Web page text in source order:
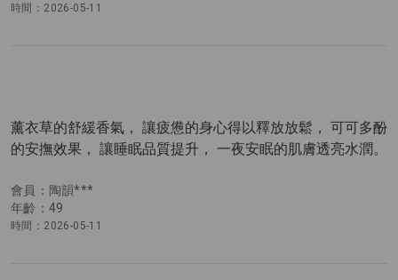
時間：2026-05-11
會員：陶韻***
年齡：49
時間：2026-05-11
薰衣草的舒緩香氣， 讓疲憊的身心得以釋放放鬆， 可可多酚
的安撫效果， 讓睡眠品質提升， 一夜安眠的肌膚透亮水潤。